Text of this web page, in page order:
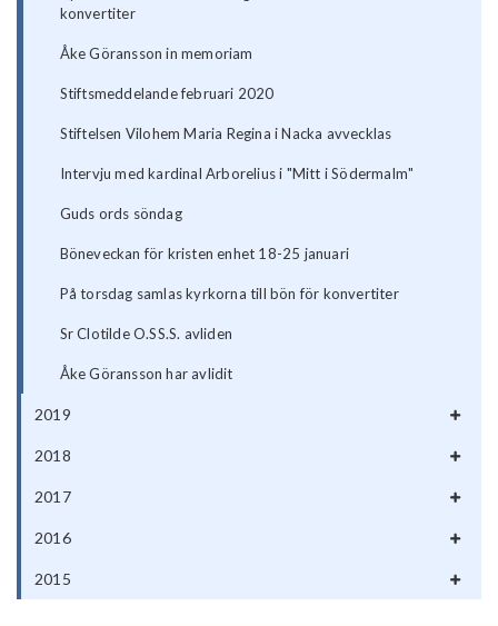
konvertiter
Åke Göransson in memoriam
Stiftsmeddelande februari 2020
Stiftelsen Vilohem Maria Regina i Nacka avvecklas
Intervju med kardinal Arborelius i "Mitt i Södermalm"
Guds ords söndag
Böneveckan för kristen enhet 18-25 januari
På torsdag samlas kyrkorna till bön för konvertiter
Sr Clotilde O.SS.S. avliden
Åke Göransson har avlidit
2019
2018
2017
2016
2015